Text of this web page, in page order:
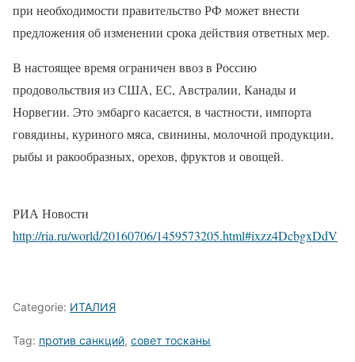
при необходимости правительство РФ может внести
предложения об изменении срока действия ответных мер.
В настоящее время ограничен ввоз в Россию
продовольствия из США, ЕС, Австралии, Канады и
Норвегии. Это эмбарго касается, в частности, импорта
говядины, куриного мяса, свинины, молочной продукции,
рыбы и ракообразных, орехов, фруктов и овощей.
РИА Новости
http://ria.ru/world/20160706/1459573205.html#ixzz4DcbgxDdV
Categorie: ИТАЛИЯ
Tag: против санкций, совет тосканы